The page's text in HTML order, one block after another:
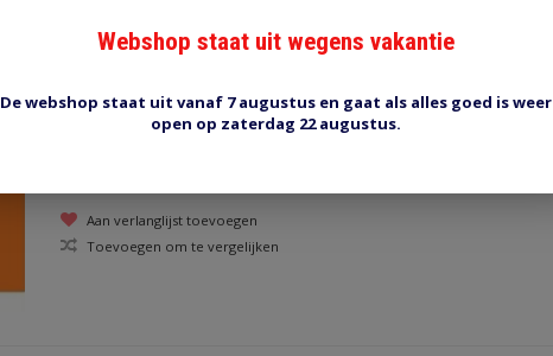
Draad 0.75 mm2 oranje
Aan verlanglijst toevoegen
Toevoegen om te vergelijken
Webshop staat uit wegens vakantie
De webshop staat uit vanaf 7 augustus en gaat als alles goed is weer
open op zaterdag 22 augustus.